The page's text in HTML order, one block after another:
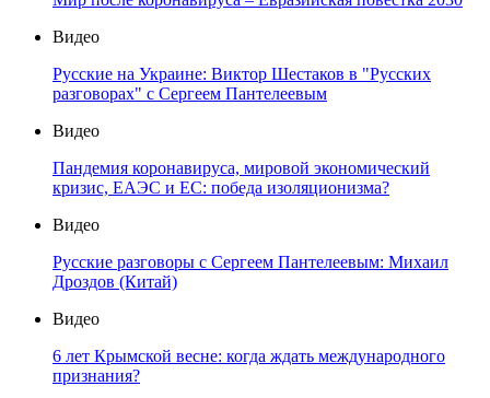
Видео
Русские на Украине: Виктор Шестаков в "Русских
разговорах" с Сергеем Пантелеевым
Видео
Пандемия коронавируса, мировой экономический
кризис, ЕАЭС и ЕС: победа изоляционизма?
Видео
Русские разговоры с Сергеем Пантелеевым: Михаил
Дроздов (Китай)
Видео
6 лет Крымской весне: когда ждать международного
признания?